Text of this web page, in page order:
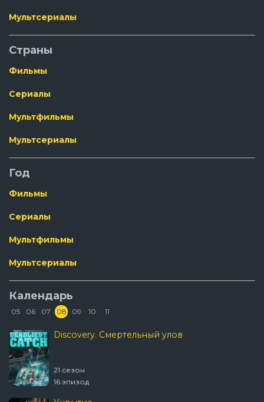
Мультсериалы
Страны
Фильмы
Сериалы
Мультфильмы
Мультсериалы
Год
Фильмы
Сериалы
Мультфильмы
Мультсериалы
Календарь
05 06 07 08 09 10 11
Discovery. Смертельный улов
21 сезон
16 эпизод